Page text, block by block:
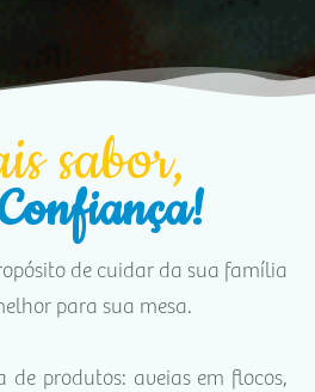
sabor,
de cuidar da sua família
para sua mesa.
de produtos: aveias em flocos,